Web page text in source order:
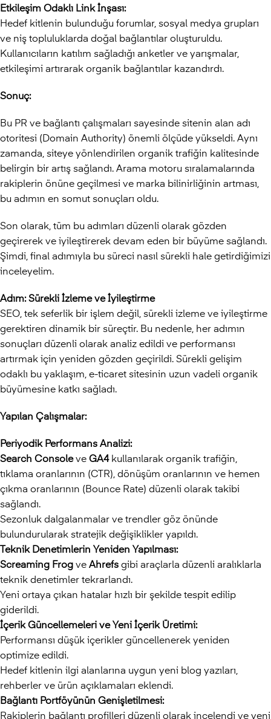
Etkileşim Odaklı Link İnşası:
Hedef kitlenin bulunduğu forumlar, sosyal medya grupları
ve niş topluluklarda doğal bağlantılar oluşturuldu.
Kullanıcıların katılım sağladığı anketler ve yarışmalar,
etkileşimi artırarak organik bağlantılar kazandırdı.
Sonuç:
Bu PR ve bağlantı çalışmaları sayesinde sitenin alan adı
otoritesi (Domain Authority) önemli ölçüde yükseldi. Aynı
zamanda, siteye yönlendirilen organik trafiğin kalitesinde
belirgin bir artış sağlandı. Arama motoru sıralamalarında
rakiplerin önüne geçilmesi ve marka bilinirliğinin artması,
bu adımın en somut sonuçları oldu.
Son olarak, tüm bu adımları düzenli olarak gözden
geçirerek ve iyileştirerek devam eden bir büyüme sağlandı.
Şimdi, final adımıyla bu süreci nasıl sürekli hale getirdiğimizi
inceleyelim.
Adım: Sürekli İzleme ve İyileştirme
SEO, tek seferlik bir işlem değil, sürekli izleme ve iyileştirme
gerektiren dinamik bir süreçtir. Bu nedenle, her adımın
sonuçları düzenli olarak analiz edildi ve performansı
artırmak için yeniden gözden geçirildi. Sürekli gelişim
odaklı bu yaklaşım, e-ticaret sitesinin uzun vadeli organik
büyümesine katkı sağladı.
Yapılan Çalışmalar:
Periyodik Performans Analizi:
Search Consoleve GA4kullanılarak organik trafiğin,
tıklama oranlarının (CTR), dönüşüm oranlarının ve hemen
çıkma oranlarının (Bounce Rate) düzenli olarak takibi
sağlandı.
Sezonluk dalgalanmalar ve trendler göz önünde
bulundurularak stratejik değişiklikler yapıldı.
Teknik Denetimlerin Yeniden Yapılması:
Screaming Frog ve Ahrefs gibi araçlarla düzenli aralıklarla
teknik denetimler tekrarlandı.
Yeni ortaya çıkan hatalar hızlı bir şekilde tespit edilip
giderildi.
İçerik Güncellemeleri ve Yeni İçerik Üretimi:
Performansı düşük içerikler güncellenerek yeniden
optimize edildi.
Hedef kitlenin ilgi alanlarına uygun yeni blog yazıları,
rehberler ve ürün açıklamaları eklendi.
Bağlantı Portföyünün Genişletilmesi:
Rakiplerin bağlantı profilleri düzenli olarak incelendi ve yeni